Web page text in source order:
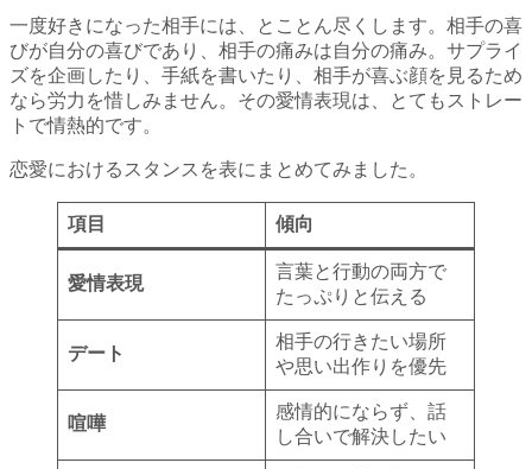
一度好きになった相手には、とことん尽くします。相手の喜
びが自分の喜びであり、相手の痛みは自分の痛み。サプライ
ズを企画したり、手紙を書いたり、相手が喜ぶ顔を見るため
なら労力を惜しみません。その愛情表現は、とてもストレー
トで情熱的です。
恋愛におけるスタンスを表にまとめてみました。
項目 傾向
愛情表現
言葉と行動の両方で
たっぷりと伝える
デート
相手の行きたい場所
や思い出作りを優先
喧嘩
感情的にならず、話
し合いで解決したい